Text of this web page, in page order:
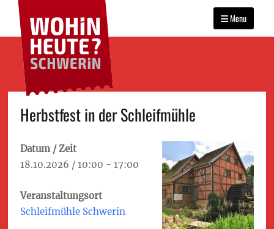
WOHIN HEUTE?
SCHWERIN
Das Veranstaltungsportal
für Schwerin
Primary
menu
Menu
Herbstfest in der Schleifmühle
Datum / Zeit
18.10.2026 / 10:00 - 17:00
Veranstaltungsort
Schleifmühle Schwerin